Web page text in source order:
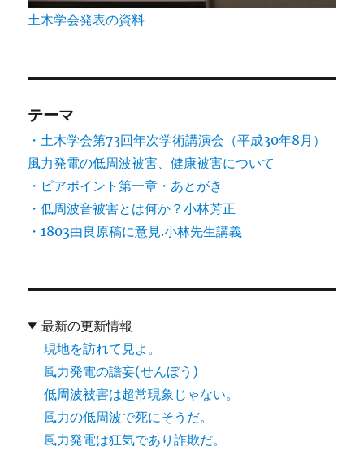
土木学会発表の資料
テーマ
・土木学会第73回年次学術講演会（平成30年8月）
風力発電の低周波被害、健康被害について
・ピアポイント第一章・あとがき
・低周波音被害とは何か？小林芳正
・1803由良原稿に意見.小林先生講義
最新の更新情報
現地を訪れて見よ。
風力発電の譫妄(せんぼう)
低周波被害は超常現象じゃない。
風力の低周波で死にそうだ。
風力発電は狂気であり詐欺だ。